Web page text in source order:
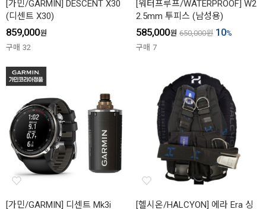
[가민/GARMIN] DESCENT X30
(디센트 X30)
859,000원
구매 32
[워터프루프/WATERPROOF] W2
2.5mm 투피스 (남성용)
585,000원 650,000원 10%
구매 7
[가민/GARMIN] 디센트 Mk3i [헬시온/HALCYON] 에라 Era 싱